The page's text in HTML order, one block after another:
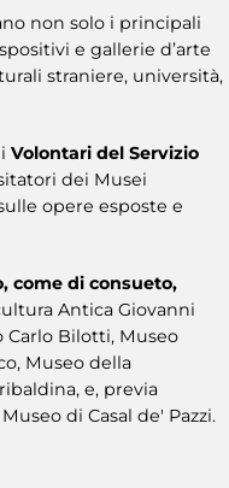
non solo i principali
e gallerie d’arte
straniere, università,
Volontari del Servizio
dei Musei
opere esposte e
come di consueto,
Antica Giovanni
Carlo Bilotti, Museo
Museo della
e, previa
di Casal de' Pazzi.